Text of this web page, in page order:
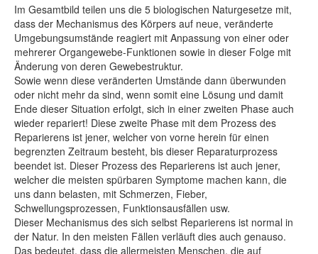
Im Gesamtbild teilen uns die 5 biologischen Naturgesetze mit,
dass der Mechanismus des Körpers auf neue, veränderte
Umgebungsumstände reagiert mit Anpassung von einer oder
mehrerer Organgewebe-Funktionen sowie in dieser Folge mit
Änderung von deren Gewebestruktur.
Sowie wenn diese veränderten Umstände dann überwunden
oder nicht mehr da sind, wenn somit eine Lösung und damit
Ende dieser Situation erfolgt, sich in einer zweiten Phase auch
wieder repariert! Diese zweite Phase mit dem Prozess des
Reparierens ist jener, welcher von vorne herein für einen
begrenzten Zeitraum besteht, bis dieser Reparaturprozess
beendet ist. Dieser Prozess des Reparierens ist auch jener,
welcher die meisten spürbaren Symptome machen kann, die
uns dann belasten, mit Schmerzen, Fieber,
Schwellungsprozessen, Funktionsausfällen usw.
Dieser Mechanismus des sich selbst Reparierens ist normal in
der Natur. In den meisten Fällen verläuft dies auch genauso.
Das bedeutet, dass die allermeisten Menschen, die auf